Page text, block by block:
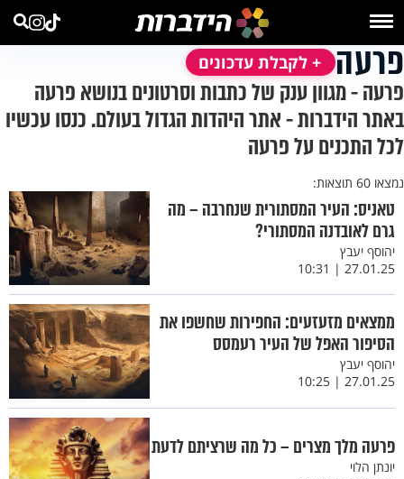
פרעה + לקבלת עדכונים
פרעה - מגוון ענק של כתבות וסרטונים בנושא פרעה
באתר הידברות - אתר היהדות הגדול בעולם. כנסו עכשיו
לכל התכנים על פרעה
נמצאו 60 תוצאות:
טאניס: העיר המסתורית שנחרבה – מה
גרם לאובדנה המסתורי?
יהוסף יעבץ
27.01.25 | 10:31
ממצאים מזעזעים: החפירות שחשפו את
הסיפור האפל של העיר רעמסס
יהוסף יעבץ
27.01.25 | 10:25
פרעה מלך מצרים – כל מה שרציתם לדעת
יונתן הלוי